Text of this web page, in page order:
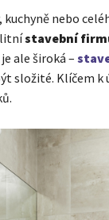
nebo
stavební
ale široká –
složité. Klíčem k